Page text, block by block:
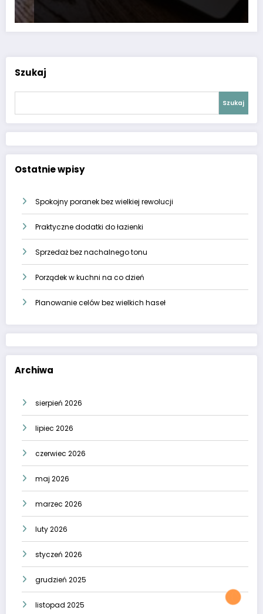
Szukaj
Szukaj
Ostatnie wpisy
Spokojny poranek bez wielkiej rewolucji
Praktyczne dodatki do łazienki
Sprzedaż bez nachalnego tonu
Porządek w kuchni na co dzień
Planowanie celów bez wielkich haseł
Archiwa
sierpień 2026
lipiec 2026
czerwiec 2026
maj 2026
marzec 2026
luty 2026
styczeń 2026
grudzień 2025
listopad 2025